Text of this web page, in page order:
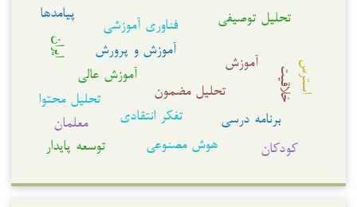
تحلیل مضمون
تفکر انتقادی
آموزش
آموزش عالی
برنامه درسی
هوش مصنوعی
آموزش و پرورش
فناوری آموزشی تحلیل توصیفی
تحلیل محتوا
توسعه پایدار
خلاقیت
معلمان
ایران
پیامدها
کودکان
استرس